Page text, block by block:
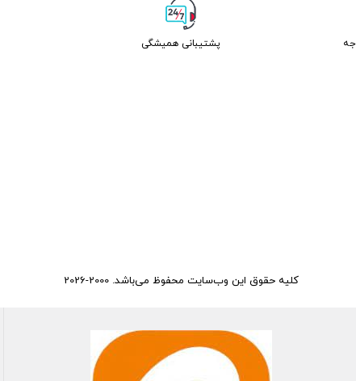
پشتیبانی همیشگی
کلیه حقوق این وب‌سایت محفوظ می‌باشد. 2000-2026